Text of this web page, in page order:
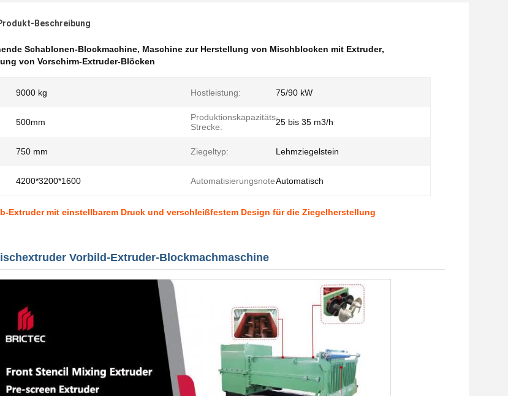
Beschreibung
Schablonen-Blockmachine, Maschine zur Herstellung von Mischblocken mit Extruder,
von Vorschirm-Extruder-Blöcken
9000 kg Hostleistung: 75/90 kW
500mm
Produktionskapazitäts-
Strecke:
25 bis 35 m3/h
750 mm Ziegeltyp: Lehmziegelstein
4200*3200*1600 Automatisierungsnote:Automatisch
Extruder mit einstellbarem Druck und verschleißfestem Design für die Ziegelherstellung
Vorbild-Extruder-Blockmachmaschine